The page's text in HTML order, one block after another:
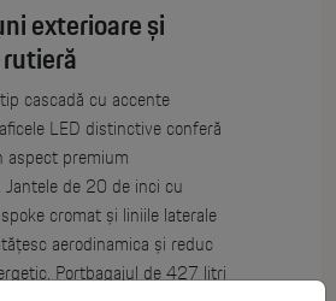
exterioare și
cascadă cu accente
LED distinctive conferă
aspect premium
Jantele de 20 de inci cu
cromat și liniile laterale
aerodinamica și reduc
Portbagajul de 427 litri